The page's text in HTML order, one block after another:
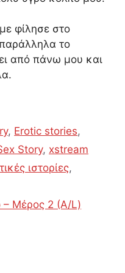
φίλησε στο
το
από πάνω μου και
, Erotic stories,
Story, xstream
ιστορίες,
– Μέρος 2 (A/L)